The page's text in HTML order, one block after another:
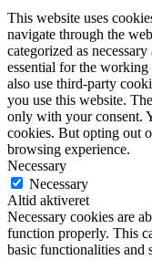
This website uses
navigate through the
categorized as
essential for the
also use third-party
you use this website.
only with your consent.
cookies. But opting out
browsing experience.
Necessary
Necessary
Altid aktiveret
Necessary cookies are
function properly. This
basic functionalities and